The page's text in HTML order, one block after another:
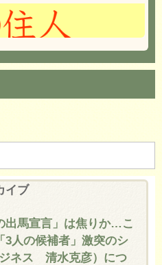
イブ
出馬宣言」は焦りか…こ
3人の候補者」激突のシ
ネス 清水克彦）につ